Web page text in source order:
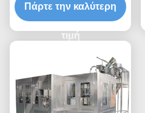
Πάρτε την καλύτερη
τιμή